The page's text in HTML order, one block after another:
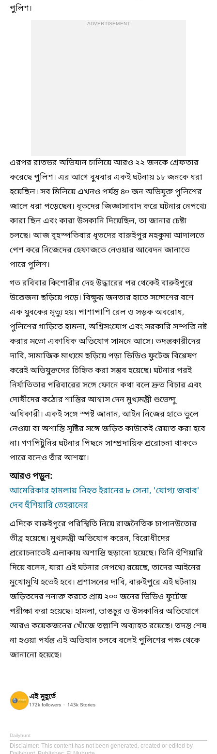
পুলিশ।
ADVERTISEMENT
এরপর রাতভর অভিযান চালিয়ে আরও ২২ জনকে গ্রেফতার
করেছে পুলিশ। এর আগে বুধবার একই ঘটনায় ১৮ জনকে ধরা
হয়েছিল। সব মিলিয়ে এখনও পর্যন্ত ৪০ জন অভিযুক্ত পুলিশের
জালে ধরা পড়েছেন। ধৃতদের জিজ্ঞাসাবাদ করে ঘটনার নেপথ্যে
কারা ছিল এবং কারা উসকানি দিয়েছিল, তা জানার চেষ্টা
চলছে। আজ বৃহস্পতিবার ধৃতদের বারুইপুর মহকুমা আদালতে
পেশ করে নিজেদের হেফাজতে নেওয়ার আবেদন জানাতে
পারে পুলিশ।
গত রবিবার কিশোরীর দেহ উদ্ধারের পর থেকেই বারুইপুরে
উত্তেজনা ছড়িয়ে পড়ে। বিক্ষুব্ধ জনতার হাতে সন্দেশের বশে
এক যুবকের মৃত্যু হয়। পাশাপাশি রেল ও সড়ক অবরোধ,
পুলিশের গাড়িতে হামলা, অগ্নিসংযোগ এবং সরকারি সম্পত্তি নষ্ট
করার মতো একাধিক অভিযোগ সামনে আসে। তদন্তকারীদের
দাবি, সামাজিক মাধ্যমে ছড়িয়ে পড়া ভিডিও ফুটেজ বিশ্লেষণ
করেই অভিযুক্তদের চিহ্নিত করা সম্ভব হয়েছে। ঘটনার পরই
নির্যাতিতার পরিবারের সঙ্গে ফোনে কথা বলে দ্রুত বিচার এবং
দোষীদের কঠোর শাস্তির আশ্বাস দেন মুখ্যমন্ত্রী শুভেন্দু
অধিকারী। একই সঙ্গে স্পষ্ট জানান, আইন নিজের হাতে তুলে
নেওয়া বা অশান্তি সৃষ্টির সঙ্গে জড়িত কাউকেই রেয়াত করা হবে
না। গণপিটুনির ঘটনার পিছনে সাম্প্রদায়িক প্ররোচনা থাকতে
পারে বলেও তাঁর আশঙ্কা।
আরও পড়ুন:
আমেরিকার হামলায় নিহত ইরানের ৮ সেনা, 'যোগ্য জবাব'
দেব হুঁশিয়ারি তেহরানের
এদিকে বারুইপুরে পরিস্থিতি নিয়ে রাজনৈতিক চাপানউতোর
তীব্র হয়েছে। মুখ্যমন্ত্রী অভিযোগ করেন, বিরোধীদের
প্ররোচনাতেই এলাকায় অশান্তি ছড়ানো হয়েছে। তিনি হুঁশিয়ারি
দিয়ে বলেন, যারা এই ঘটনার নেপথ্যে রয়েছে, তাদের আইনের
মুখোমুখি হতেই হবে। প্রশাসনের দাবি, বারুইপুরে এই ঘটনায়
জড়িতদের শনাক্ত করতে প্রায় ২০০ জনের ভিডিও ফুটেজ
পরীক্ষা করা হয়েছে। হামলা, ভাঙচুর ও উসকানির অভিযোগে
আরও কয়েকজনের খোঁজে তল্লাশি অব্যাহত রয়েছে। তদন্ত শেষ
না হওয়া পর্যন্ত এই অভিযান চলবে বলেই পুলিশের পক্ষ থেকে
জানানো হয়েছে।
এই মুহূর্তে
172k followers 143k Stories
Dailyhunt
Disclaimer: This content has not been generated, created or edited by